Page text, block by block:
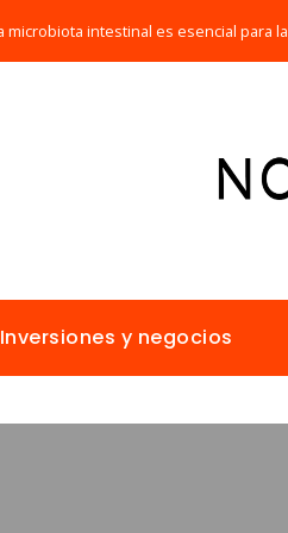
Inversiones y negocios